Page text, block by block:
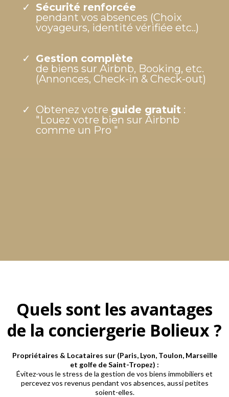
Sécurité renforcée
pendant vos absences (Choix
voyageurs, identité vérifiée etc..)
Gestion complète
de biens sur Airbnb, Booking, etc.
(Annonces, Check-in & Check-out)
Obtenez votre guide gratuit :
"Louez votre bien sur Airbnb
comme un Pro "
Quels sont les avantages
de la conciergerie Bolieux ?
Propriétaires & Locataires sur (Paris, Lyon, Toulon, Marseille
et golfe de Saint-Tropez) :
Évitez-vous le stress de la gestion de vos biens immobiliers et
percevez vos revenus pendant vos absences, aussi petites
soient-elles.